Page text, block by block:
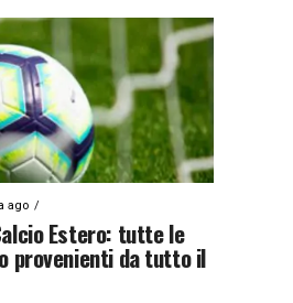
ago
Estero: tutte le
provenienti da tutto il